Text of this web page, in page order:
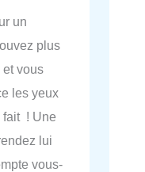
un
plus
vous
les yeux
fait ! Une
lui
vous-